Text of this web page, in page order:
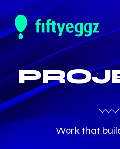
Work that